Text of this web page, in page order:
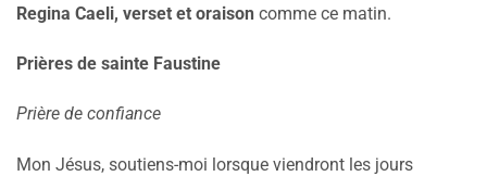
Regina Caeli, verset et oraison comme ce matin.
Prières de sainte Faustine
Prière de confiance
Mon Jésus, soutiens-moi lorsque viendront les jours